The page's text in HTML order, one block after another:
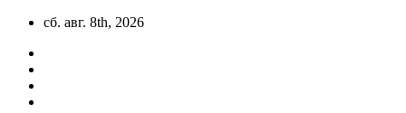
Skip
content
сб. авг. 8th, 2026